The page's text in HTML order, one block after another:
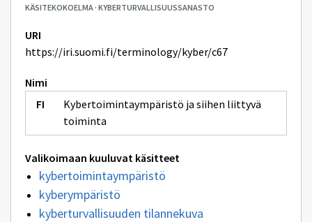
KÄSITEKOKOELMA· KYBERTURVALLISUUSSANASTO
URI
https://iri.suomi.fi/terminology/kyber/c67
Nimi
Kybertoimintaympäristö ja siihen liittyvä
toiminta
Valikoimaan kuuluvat käsitteet
kybertoimintaympäristö
kyberympäristö
kyberturvallisuuden tilannekuva